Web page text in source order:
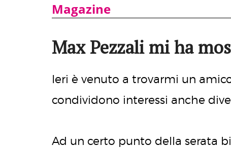
Magazine
Max Pezzali mi ha
Ieri è venuto a trovarmi un
condividono interessi anche
Ad un certo punto della serata